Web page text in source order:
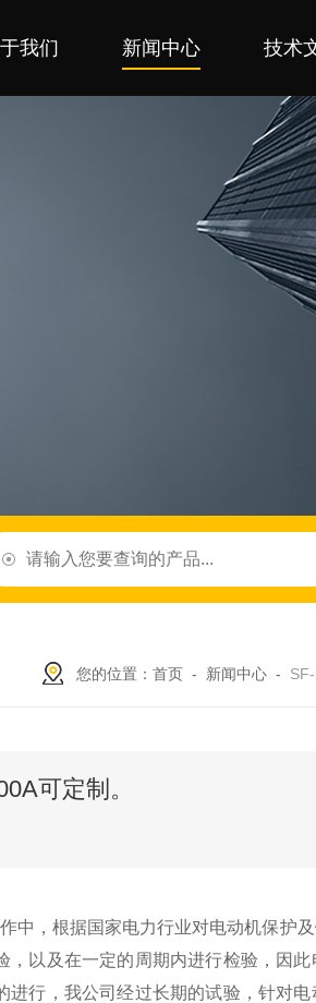
我们 新闻中心 技术
您的位置： 首页 - 新闻中心 -
可定制。
中，根据国家电力行业对电动机保护
以及在一定的周期内进行检验，因
行，我公司经过长期的试验，针对